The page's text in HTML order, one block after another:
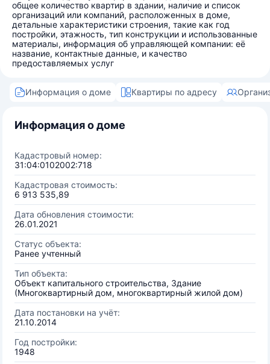
общее количество квартир в здании, наличие и список
организаций или компаний, расположенных в доме,
детальные характеристики строения, такие как год
постройки, этажность, тип конструкции и использованные
материалы, информация об управляющей компании: её
название, контактные данные, и качество
предоставляемых услуг
Информация о доме Квартиры по адресу
Информация о доме
Кадастровый номер:
31:04:0102002:718
Кадастровая стоимость:
6 913 535,89
Дата обновления стоимости:
26.01.2021
Статус объекта:
Ранее учтенный
Тип объекта:
Объект капитального строительства, Здание
(Многоквартирный дом, многоквартирный жилой дом)
Дата постановки на учёт:
21.10.2014
Год постройки:
1948